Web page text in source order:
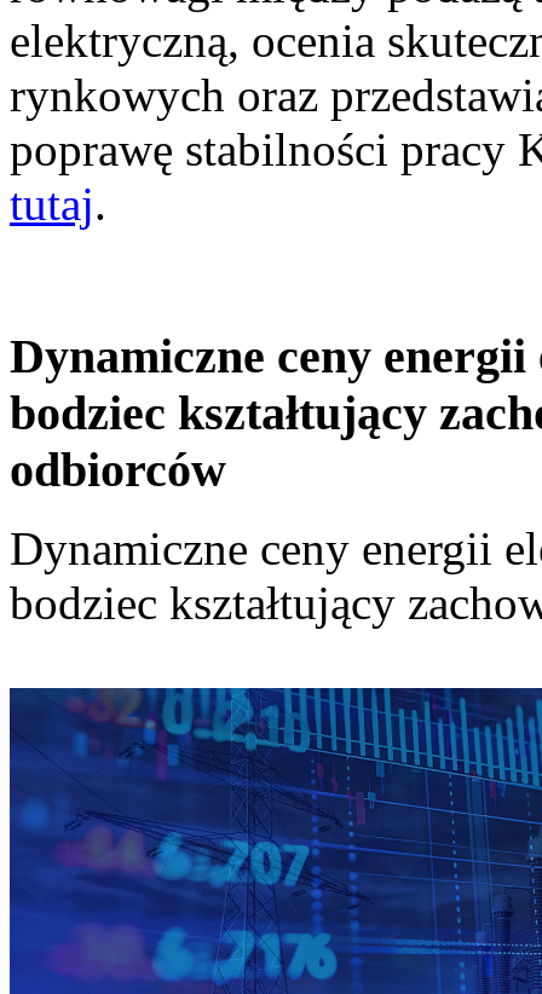
elektryczną, ocenia
rynkowych oraz
poprawę stabilności pracy
tutaj.
Dynamiczne ceny
bodziec kształtujący
odbiorców
Dynamiczne ceny energii
bodziec kształtujący